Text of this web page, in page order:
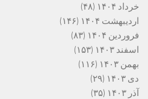
خرداد ۱۴۰۴
(۴۸)
اردیبهشت ۱۴۰۴
(۱۴۶)
فروردین ۱۴۰۴
(۸۳)
اسفند ۱۴۰۳
(۱۵۳)
بهمن ۱۴۰۳
(۱۱۶)
دی ۱۴۰۳
(۲۹)
آذر ۱۴۰۳
(۳۵)